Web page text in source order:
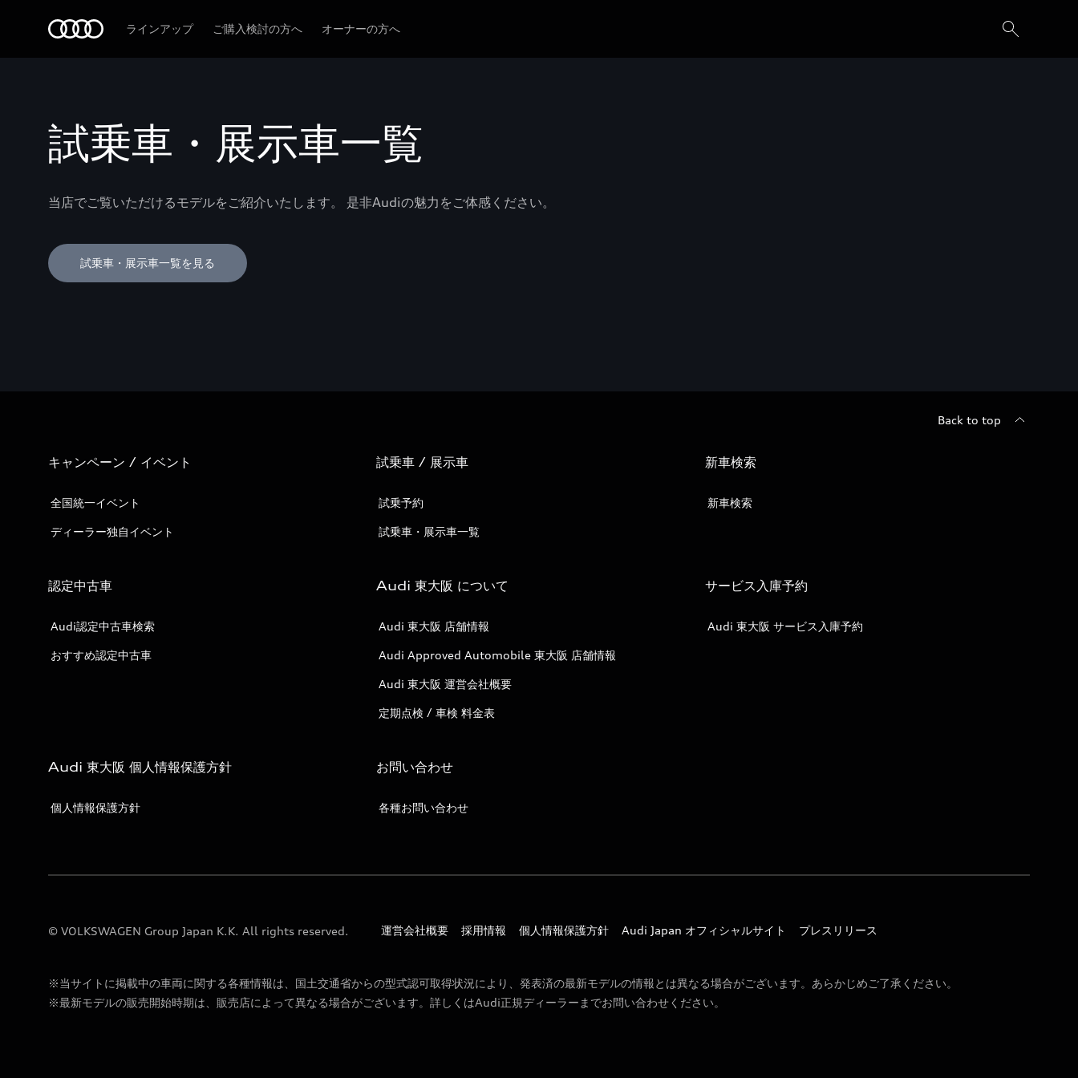
ラインアップ ご購入検討の方へ オーナーの方へ
試乗車・展示車一覧
当店でご覧いただけるモデルをご紹介いたします。 是非Audiの魅力をご体感ください。
試乗車・展示車一覧を見る
Back to top
キャンペーン / イベント
全国統一イベント
ディーラー独自イベント
試乗車 / 展示車
試乗予約
試乗車・展示車一覧
新車検索
新車検索
認定中古車
Audi認定中古車検索
おすすめ認定中古車
Audi 東大阪 について
Audi 東大阪 店舗情報
Audi Approved Automobile 東大阪 店舗情報
Audi 東大阪 運営会社概要
定期点検 / 車検 料金表
サービス入庫予約
Audi 東大阪 サービス入庫予約
Audi 東大阪 個人情報保護方針
個人情報保護方針
お問い合わせ
各種お問い合わせ
© VOLKSWAGEN Group Japan K.K. All rights reserved. 運営会社概要 採用情報 個人情報保護方針 Audi Japan オフィシャルサイト プレスリリース
※当サイトに掲載中の車両に関する各種情報は、国土交通省からの型式認可取得状況により、発表済の最新モデルの情報とは異なる場合がございます。あらかじめご了承ください。
※最新モデルの販売開始時期は、販売店によって異なる場合がございます。詳しくはAudi正規ディーラーまでお問い合わせください。